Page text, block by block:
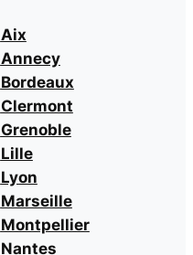
Aix
Annecy
Bordeaux
Clermont
Grenoble
Lille
Lyon
Marseille
Montpellier
Nantes